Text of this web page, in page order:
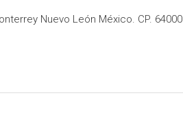
Nuevo León México. CP. 64000